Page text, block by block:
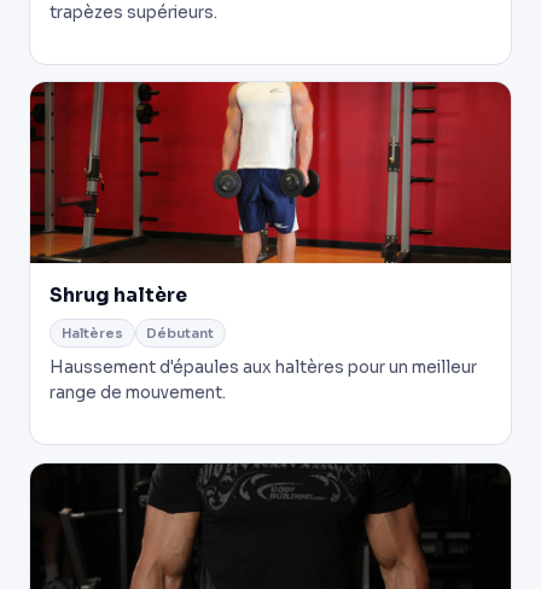
trapèzes supérieurs.
Shrug haltère
Haltères Débutant
Haussement d'épaules aux haltères pour un meilleur
range de mouvement.